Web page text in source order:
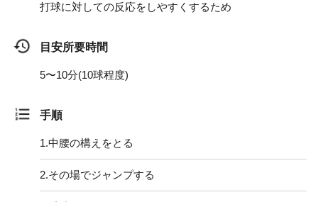
打球に対しての反応をしやすくするため
目安所要時間
5〜10分(10球程度)
手順
1.中腰の構えをとる
2.その場でジャンプする